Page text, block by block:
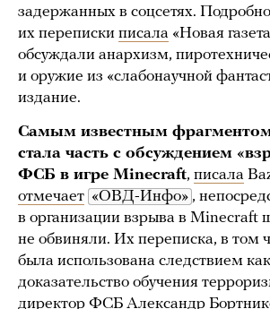
задержанных в соцсетях.
их переписки писала «Новая
обсуждали анархизм,
и оружие из «слабонаучной
издание.
Самым известным фрагментом
стала часть с обсуждением
ФСБ в игре Minecraft, писала
отмечает «ОВД-Инфо» ,
в организации взрыва в Minecraft
не обвиняли. Их переписка, в том
была использована следствием как
доказательство обучения
директор ФСБ Александр